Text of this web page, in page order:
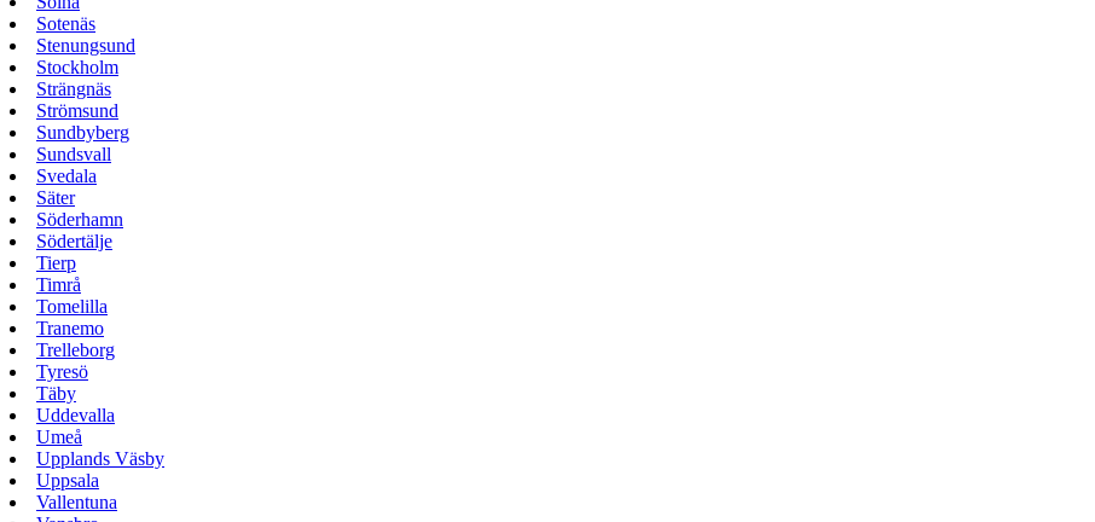
Sotenäs
Stenungsund
Stockholm
Strängnäs
Strömsund
Sundbyberg
Sundsvall
Svedala
Säter
Söderhamn
Södertälje
Tierp
Timrå
Tomelilla
Tranemo
Trelleborg
Tyresö
Täby
Uddevalla
Umeå
Upplands Väsby
Uppsala
Vallentuna